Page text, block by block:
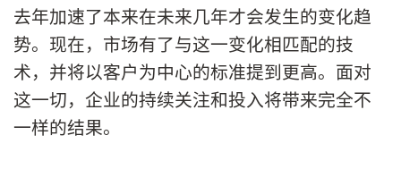
去年加速了本来在未来几年才会发生的变化趋
势。现在，市场有了与这一变化相匹配的技
术，并将以客户为中心的标准提到更高。面对
这一切，企业的持续关注和投入将带来完全不
一样的结果。